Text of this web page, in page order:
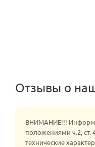
Отзывы о
ВНИМАНИЕ!!!
положениями ч.2, ст.
технические